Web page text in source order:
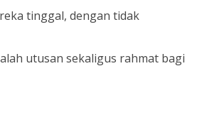
tinggal, dengan tidak
utusan sekaligus rahmat bagi